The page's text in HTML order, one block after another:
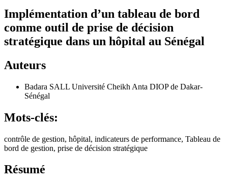
Implémentation d’un tableau de bord
comme outil de prise de décision
stratégique dans un hôpital au Sénégal
Auteurs
Badara SALL Université Cheikh Anta DIOP de Dakar-
Sénégal
Mots-clés:
contrôle de gestion, hôpital, indicateurs de performance, Tableau de
bord de gestion, prise de décision stratégique
Résumé